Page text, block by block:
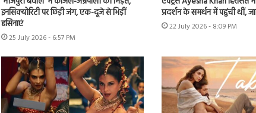
इनसिक्योरिटी पर छिड़ी जंग, एक-दूजे से भिड़ीं
हसिनाएं
25 July 2026 - 6:57 PM
प्रदर्शन के समर्थन में पहुंची थीं,
22 July 2026 - 8:09 PM